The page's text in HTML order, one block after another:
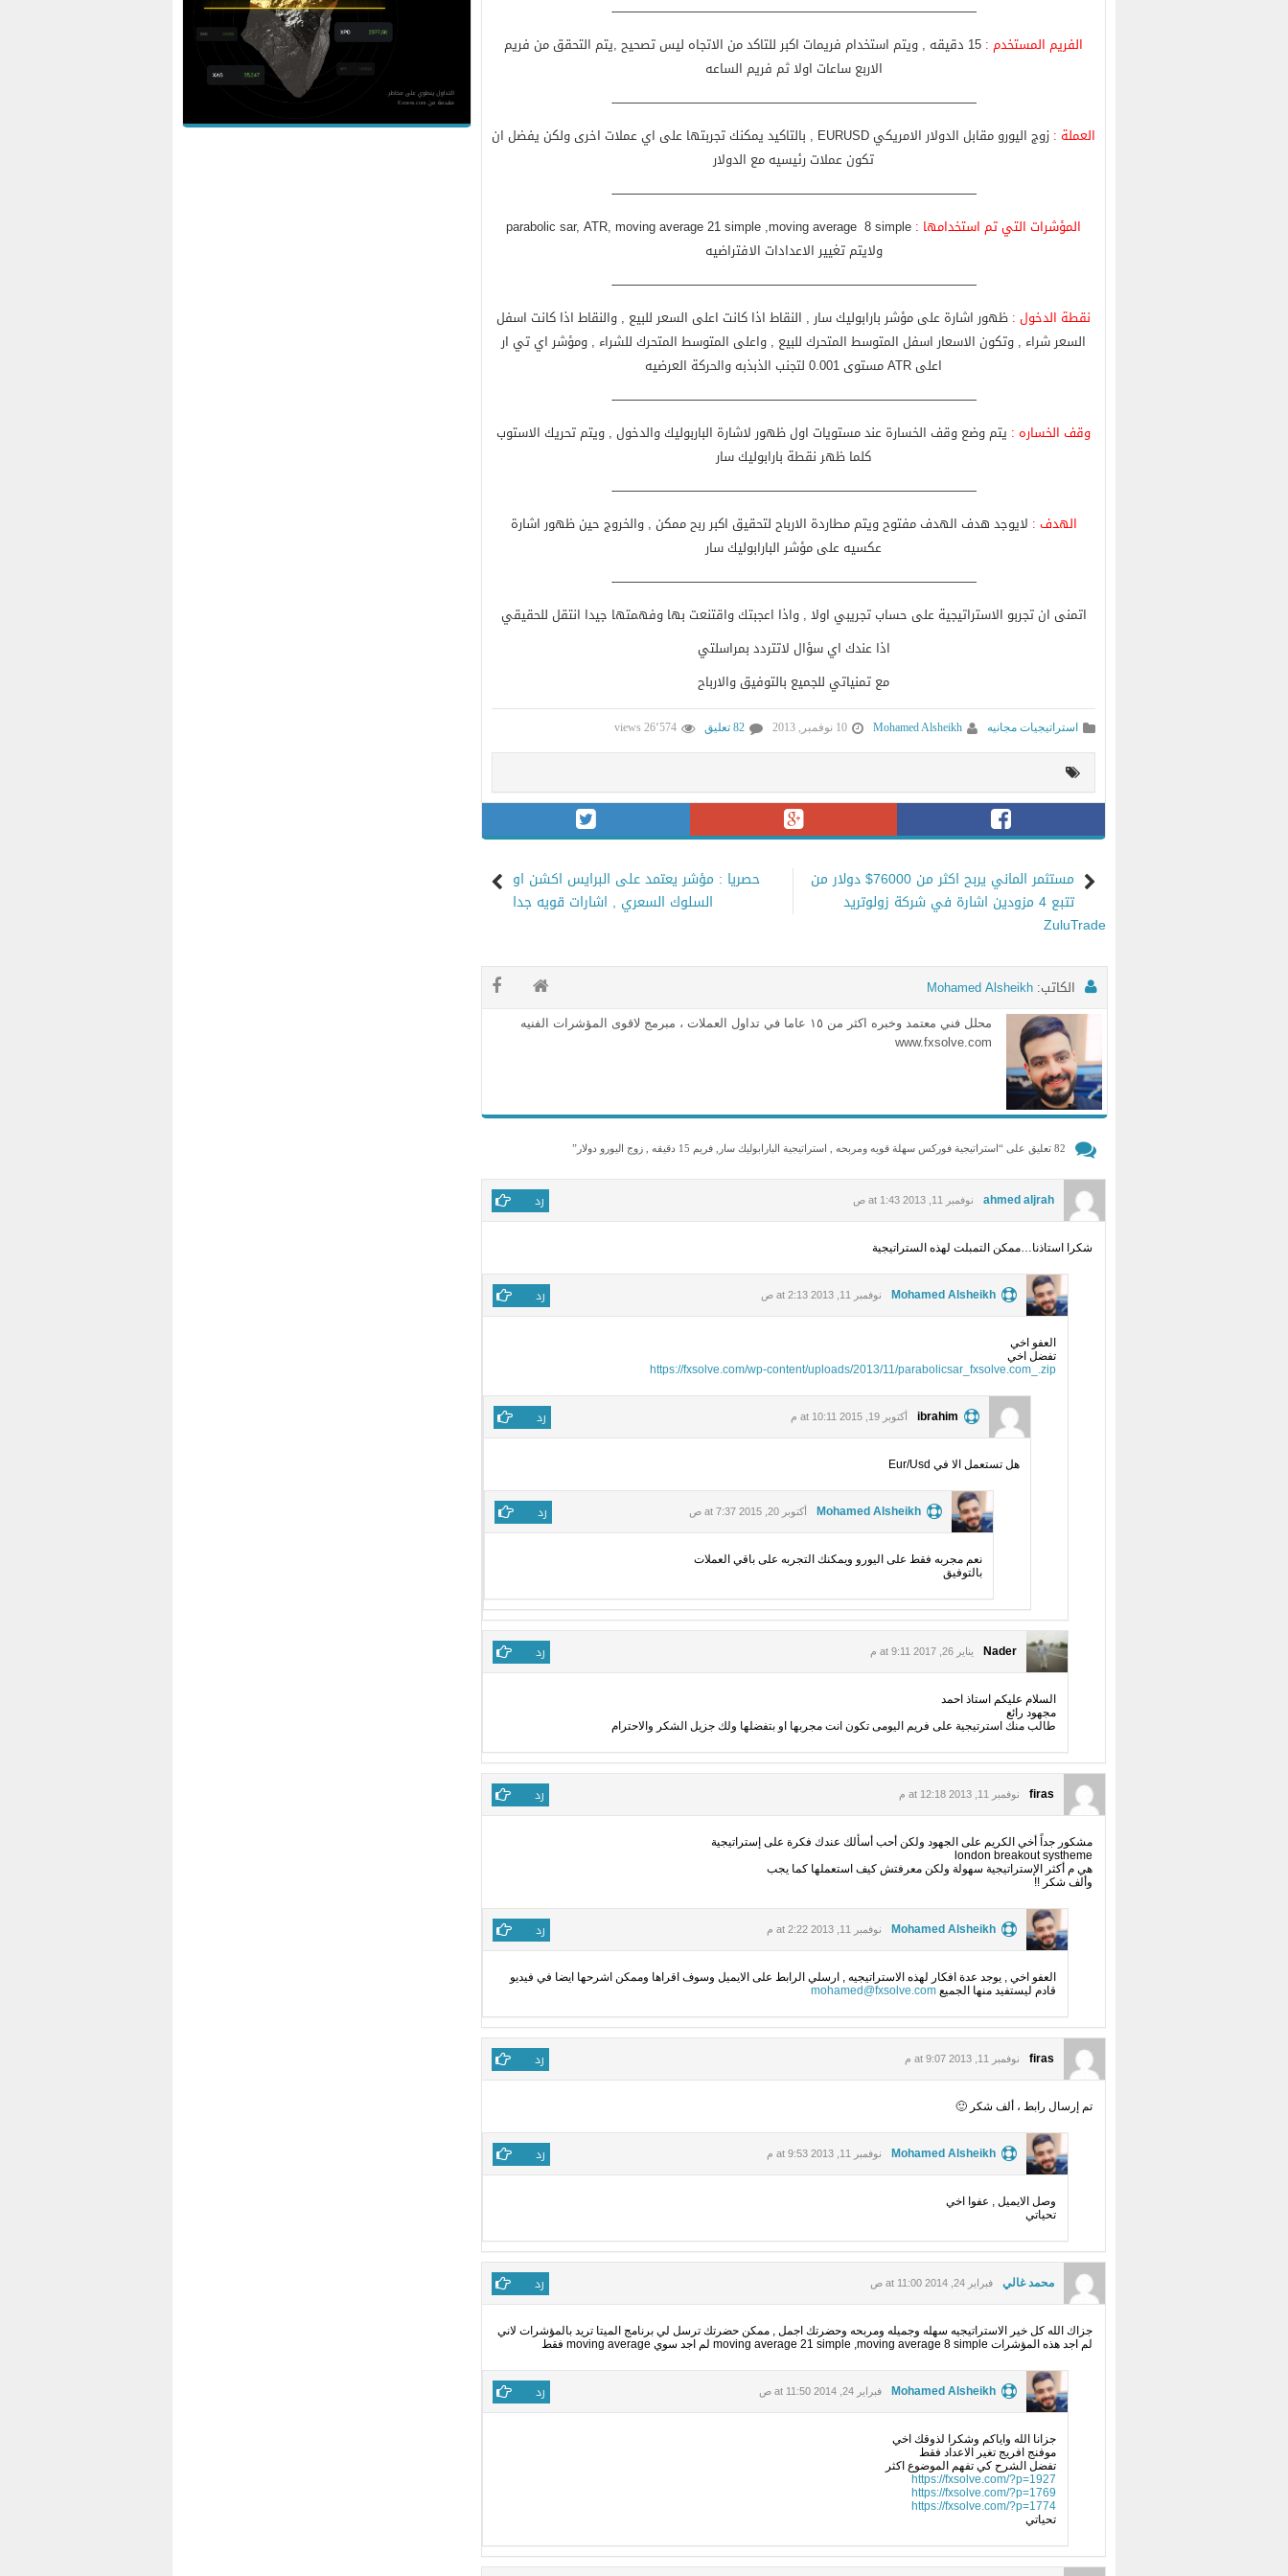
—————————————————————————————-
الفريم المستخدم :
15 دقيقه , ويتم استخدام فريمات اكبر للتاكد من الاتجاه ليس تصحيح ,يتم التحقق من فريم
الاربع ساعات اولا ثم فريم الساعه
—————————————————————————————-
العملة :
زوج اليورو مقابل الدولار الامريكي EURUSD , بالتاكيد يمكنك تجربتها على اي عملات اخرى ولكن يفضل ان
تكون عملات رئيسيه مع الدولار
—————————————————————————————-
المؤشرات التي تم استخدامها : parabolic sar, ATR, moving average 21 simple ,moving average 8 simple
ولايتم تغيير الاعدادات الافتراضيه
—————————————————————————————-
نقطة الدخول : ظهور اشارة على مؤشر بارابوليك سار , النقاط اذا كانت اعلى السعر للبيع , والنقاط اذا كانت اسفل
السعر شراء , وتكون الاسعار اسفل المتوسط المتحرك للبيع , واعلى المتوسط المتحرك للشراء , ومؤشر اي تي ار
اعلى ATR مستوى 0.001 لتجنب الذبذبه والحركة العرضيه
—————————————————————————————-
وقف الخساره : يتم وضع وقف الخسارة عند مستويات اول ظهور لاشارة الباربوليك والدخول , ويتم تحريك الاستوب
كلما ظهر نقطة بارابوليك سار
—————————————————————————————-
الهدف : لايوجد هدف الهدف مفتوح ويتم مطاردة الارباح لتحقيق اكبر ربح ممكن , والخروج حين ظهور اشارة
عكسيه على مؤشر البارابوليك سار
—————————————————————————————-
اتمنى ان تجربو الاستراتيجية على حساب تجريبي اولا , واذا اعجبتك واقتنعت بها وفهمتها جيدا انتقل للحقيقي
اذا عندك اي سؤال لاتتردد بمراسلتي
مع تمنياتي للجميع بالتوفيق والارباح
استراتيجيات مجانيه Mohamed Alsheikh 10 نوفمبر, 2013 82 تعليق 26٬574 views
حصريا : مؤشر يعتمد على البرايس اكشن او
السلوك السعري , اشارات قويه جدا
مستثمر الماني يربح اكثر من 76000$ دولار من
تتبع 4 مزودين اشارة في شركة زولوتريد
ZuluTrade
الكاتب: Mohamed Alsheikh
محلل فني معتمد وخبره اكثر من ١٥ عاما في تداول العملات ، مبرمج لاقوى المؤشرات الفنيه
www.fxsolve.com
82 تعليق على “ استراتيجية فوركس سهلة قويه ومربحه , استراتيجية البارابوليك سار, فريم 15 دقيقه , زوج اليورو دولار ”
ahmed aljrah نوفمبر 11, 2013 at 1:43 ص رد
شكرا استاذنا…ممكن التمبلت لهذه الستراتيجية
Mohamed Alsheikh نوفمبر 11, 2013 at 2:13 ص رد
العفو اخي
تفضل اخي
https://fxsolve.com/wp-content/uploads/2013/11/parabolicsar_fxsolve.com_.zip
ibrahim أكتوبر 19, 2015 at 10:11 م رد
هل تستعمل الا في Eur/Usd
Mohamed Alsheikh أكتوبر 20, 2015 at 7:37 ص رد
نعم مجربه فقط على اليورو ويمكنك التجربه على باقي العملات
بالتوفيق
Nader يناير 26, 2017 at 9:11 م رد
السلام عليكم استاذ احمد
مجهود رائع
طالب منك استرتيجية على فريم اليومى تكون انت مجربها او بتفضلها ولك جزيل الشكر والاحترام
firas نوفمبر 11, 2013 at 12:18 م رد
مشكور جداً أخي الكريم على الجهود ولكن أحب أسألك عندك فكرة على إستراتيجية
london breakout systheme
هي م أكثر الإستراتيجية سهولة ولكن معرفتش كيف استعملها كما يجب
وألف شكر !!
Mohamed Alsheikh نوفمبر 11, 2013 at 2:22 م رد
العفو اخي , يوجد عدة افكار لهذه الاستراتيجيه , ارسلي الرابط على الايميل وسوف اقراها وممكن اشرحها ايضا في فيديو
قادم ليستفيد منها الجميعmohamed@fxsolve.com
firas نوفمبر 11, 2013 at 9:07 م رد
تم إرسال رابط ، ألف شكر 🙂
Mohamed Alsheikh نوفمبر 11, 2013 at 9:53 م رد
وصل الايميل , عفوا اخي
تحياتي
محمد غالي فبراير 24, 2014 at 11:00 ص رد
جزاك الله كل خير الاستراتيجيه سهله وجميله ومربحه وحضرتك اجمل , ممكن حضرتك ترسل لي برنامج الميتا تريد بالمؤشرات لاني
لم اجد هذه المؤشرات moving average 21 simple ,moving average 8 simple لم اجد سوي moving average فقط
Mohamed Alsheikh فبراير 24, 2014 at 11:50 ص رد
جزانا الله واياكم وشكرا لذوقك اخي
موفنج افريج تغير الاعداد فقط
تفضل الشرح كي تفهم الموضوع اكثر
https://fxsolve.com/?p=1927
https://fxsolve.com/?p=1769
https://fxsolve.com/?p=1774
تحياتي